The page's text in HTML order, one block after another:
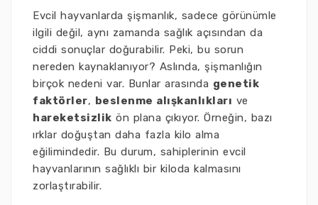
Evcil hayvanlarda şişmanlık, sadece görünümle
ilgili değil, aynı zamanda sağlık açısından da
ciddi sonuçlar doğurabilir. Peki, bu sorun
nereden kaynaklanıyor? Aslında, şişmanlığın
birçok nedeni var. Bunlar arasında genetik
faktörler, beslenme alışkanlıkları ve
hareketsizlik ön plana çıkıyor. Örneğin, bazı
ırklar doğuştan daha fazla kilo alma
eğilimindedir. Bu durum, sahiplerinin evcil
hayvanlarının sağlıklı bir kiloda kalmasını
zorlaştırabilir.